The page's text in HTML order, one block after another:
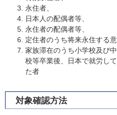
永住者、
日本人の配偶者等、
永住者の配偶者等、
定住者のうち将来永住する
家族滞在のうち小学校及び
校等卒業後、日本で就労し
た者
対象確認方法